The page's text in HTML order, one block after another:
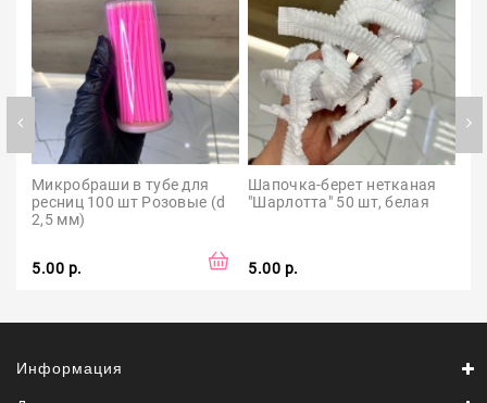
Микробраши в тубе для
ресниц 100 шт Розовые (d
2,5 мм)
5.00 р.
Шапочка-берет нетканая
"Шарлотта" 50 шт, белая
5.00 р.
Информация